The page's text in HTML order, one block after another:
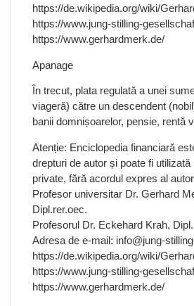
https://de.wikipedia.org/wiki/
https://www.jung-stilling-
https://www.gerhardmerk.de/
Apanage
În trecut, plata regulată a unei
viageră) către un descendent
banii domnișoarelor, pensie, rentă
Atenție: Enciclopedia financiară
drepturi de autor și poate fi
private, fără acordul expres al
Profesor universitar Dr. Gerhard
Dipl.rer.oec.
Profesorul Dr. Eckehard Krah,
Adresa de e-mail: info@jung-
https://de.wikipedia.org/wiki/
https://www.jung-stilling-
https://www.gerhardmerk.de/